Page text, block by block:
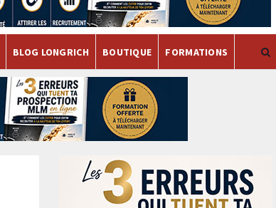
BLOG LONGRICH BOUTIQUE FORMATIONS